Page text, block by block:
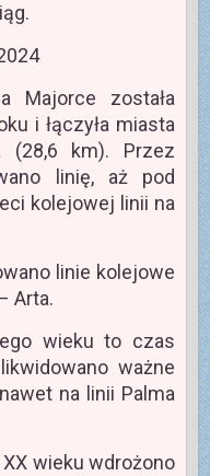
Majorce została
i łączyła miasta
(28,6 km). Przez
linię, aż pod
kolejowej linii na
linie kolejowe
Arta.
wieku to czas
ważne
na linii Palma
wieku wdrożono